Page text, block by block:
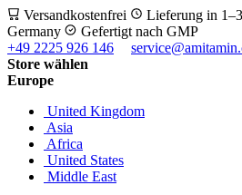
Versandkostenfrei Lieferung in
Germany
Gefertigt nach GMP
+49 2225 926 146
Store wählen
Europe
United Kingdom
Asia
Africa
United States
Middle East